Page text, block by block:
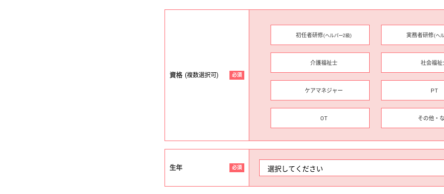
資格 (複数選択可) 必須
初任者研修(ヘルパー2級) 実務者研修(ヘ
介護福祉士 社会福祉
ケアマネジャー PT
OT その他・
生年 必須